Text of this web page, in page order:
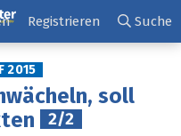
Registrieren Suche
2015
soll
2/2